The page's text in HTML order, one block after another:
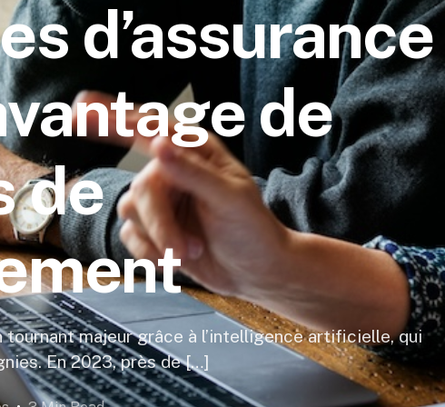
d’assurance
de
de
tournant majeur grâce à l’intelligence artificielle, qui
En 2023, près de […]